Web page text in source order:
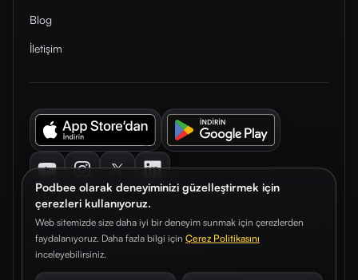
Podbee olarak deneyiminizi güzelleştirmek için
çerezleri kullanıyoruz.
Web sitemizde size daha iyi bir deneyim sunmak için çerezlerden
faydalanıyoruz. Daha fazla bilgi için Çerez Politikasını
inceleyebilirsiniz.
Blog
İletişim
© 2026. Podbee Media. Tüm hakları saklıdır.